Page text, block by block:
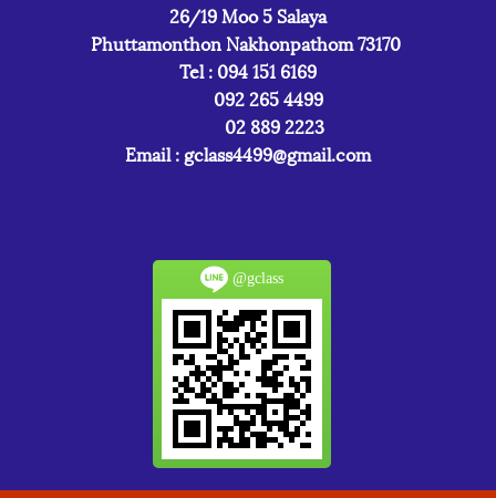
26/19 Moo 5 Salaya
Phuttamonthon Nakhonpathom 73170
Tel : 094 151 6169
092 265 4499
02 889 2223
Email : gclass4499@gmail.com
@gclass